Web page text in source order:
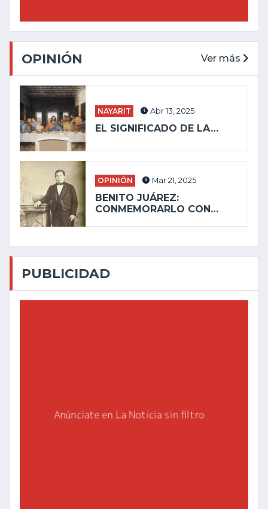
OPINIÓN Ver más
NAYARIT Abr 13, 2025
EL SIGNIFICADO DE LA…
OPINIÓN Mar 21, 2025
BENITO JUÁREZ:
CONMEMORARLO CON…
PUBLICIDAD